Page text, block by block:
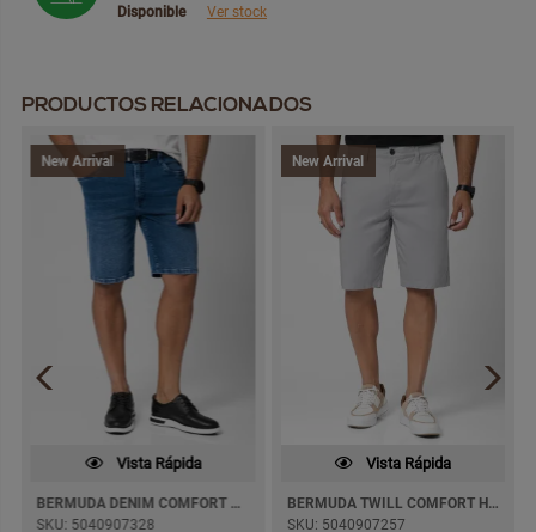
Disponible
Ver stock
PRODUCTOS RELACIONADOS
New Arrival
Vista Rápida
BERMUDA DENIM COMFORT JAFHET
SKU: 5040907328
New Arrival
Vista Rápida
BERMUDA TWILL COMFORT HEIMKEL
SKU: 5040907257